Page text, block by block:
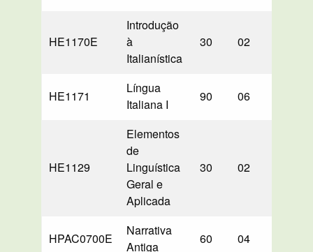
HE1170E
Introdução
à
Italianística
30 02
HE1171
Língua
Italiana I
90 06
HE1129
Elementos
de
Linguística
Geral e
Aplicada
30 02
HPAC0700E
Narrativa
Antiga
60 04